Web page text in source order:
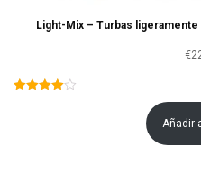
Light-Mix – Turbas
€
Añadir